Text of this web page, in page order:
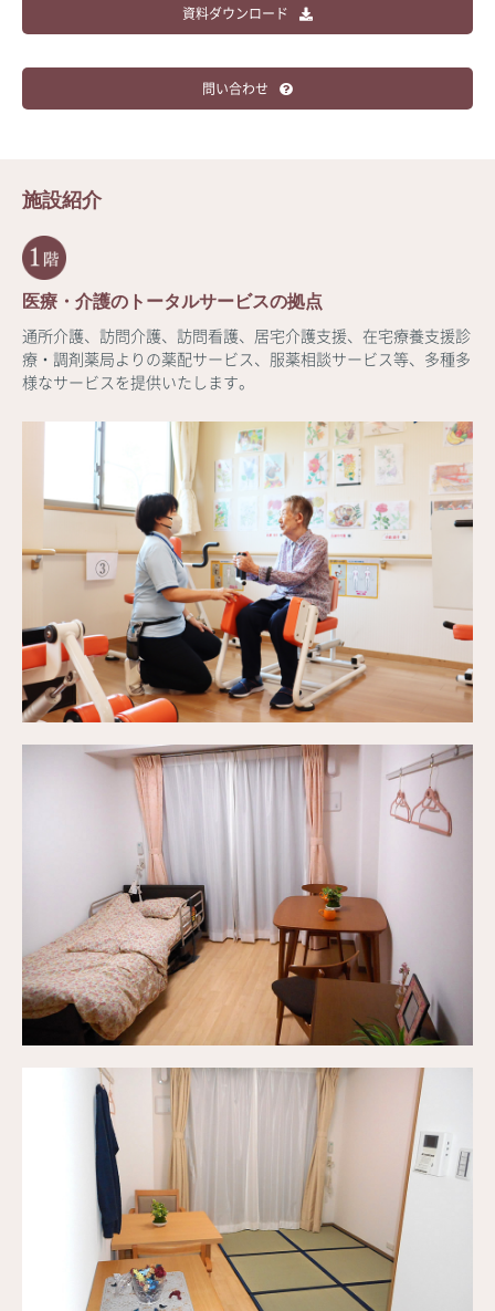
資料ダウンロード
問い合わせ
施設紹介
医療・介護のトータルサービスの拠点
通所介護、訪問介護、訪問看護、居宅介護支援、在宅療養支援診
療・調剤薬局よりの薬配サービス、服薬相談サービス等、多種多
様なサービスを提供いたします。